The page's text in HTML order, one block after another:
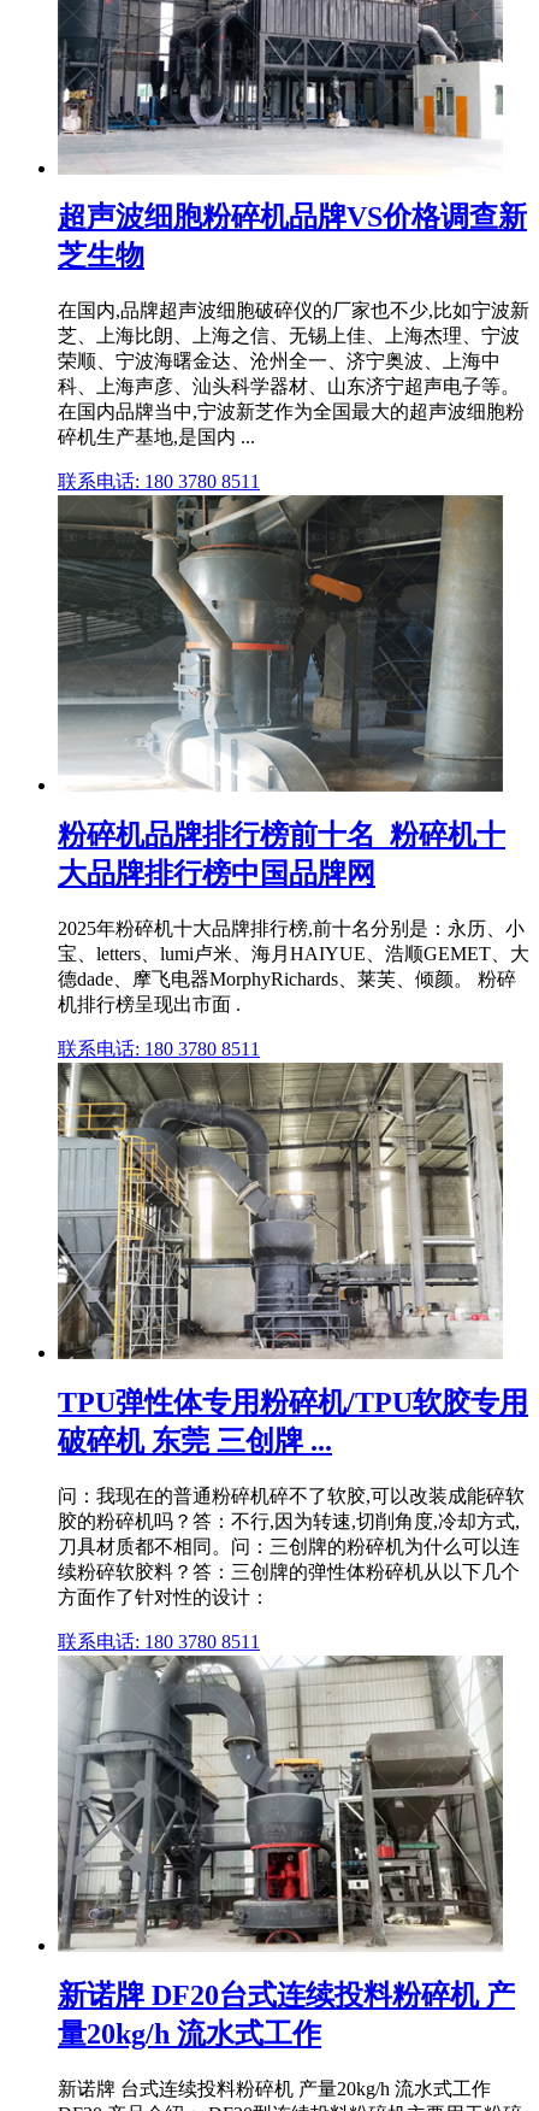
超声波细胞粉碎机品牌VS价格调查新
芝生物
在国内,品牌超声波细胞破碎仪的厂家也不少,比如宁波新
芝、上海比朗、上海之信、无锡上佳、上海杰理、宁波
荣顺、宁波海曙金达、沧州全一、济宁奥波、上海中
科、上海声彦、汕头科学器材、山东济宁超声电子等。
在国内品牌当中,宁波新芝作为全国最大的超声波细胞粉
碎机生产基地,是国内 ...
联系电话: 180 3780 8511
粉碎机品牌排行榜前十名_粉碎机十
大品牌排行榜中国品牌网
2025年粉碎机十大品牌排行榜,前十名分别是：永历、小
宝、letters、lumi卢米、海月HAIYUE、浩顺GEMET、大
德dade、摩飞电器MorphyRichards、莱芙、倾颜。 粉碎
机排行榜呈现出市面 .
联系电话: 180 3780 8511
TPU弹性体专用粉碎机/TPU软胶专用
破碎机 东莞 三创牌 ...
问：我现在的普通粉碎机碎不了软胶,可以改装成能碎软
胶的粉碎机吗？答：不行,因为转速,切削角度,冷却方式,
刀具材质都不相同。问：三创牌的粉碎机为什么可以连
续粉碎软胶料？答：三创牌的弹性体粉碎机从以下几个
方面作了针对性的设计：
联系电话: 180 3780 8511
新诺牌 DF20台式连续投料粉碎机 产
量20kg/h 流水式工作
新诺牌 台式连续投料粉碎机 产量20kg/h 流水式工作